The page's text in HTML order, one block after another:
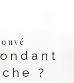
?